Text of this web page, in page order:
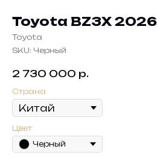
Toyota BZ3X 2026
Toyota
SKU: Черный
2 730 000 р.
Страна
Цвет
Черный